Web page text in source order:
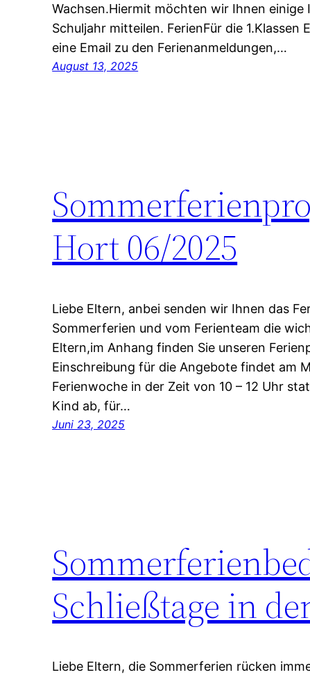
Wachsen.Hiermit möchten wir Ihnen
Schuljahr mitteilen. FerienFür die
eine Email zu den Ferienanmeldungen,…
August 13, 2025
Hort 06/2025
Liebe Eltern, anbei senden wir Ihnen das
Sommerferien und vom Ferienteam die
Eltern,im Anhang finden Sie unseren
Einschreibung für die Angebote findet am
Ferienwoche in der Zeit von 10 – 12 Uhr
Kind ab, für…
Juni 23, 2025
Schließtage in
Liebe Eltern, die Sommerferien rücken